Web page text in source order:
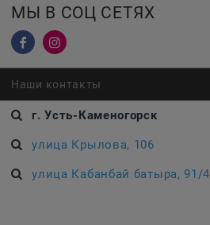
МЫ В СОЦ СЕТЯХ
Наши контакты
г. Усть-Каменогорск
улица Крылова, 106
улица Кабанбай батыра, 91/4